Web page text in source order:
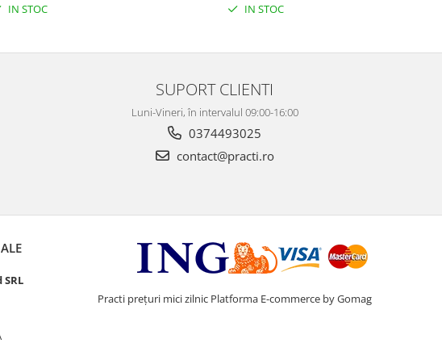
IN STOC IN STOC
SUPORT CLIENTI
Luni-Vineri, în intervalul 09:00-16:00
0374493025
contact@practi.ro
Practi prețuri mici zilnic Platforma E-commerce by Gomag